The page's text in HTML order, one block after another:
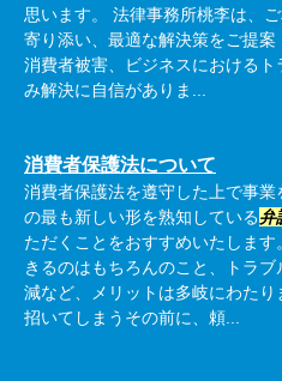
思います。 法律事務所桃李は、
寄り添い、最適な解決策をご提案
消費者被害、ビジネスにおける
み解決に自信がありま...
消費者保護法について
消費者保護法を遵守した上で事
の最も新しい形を熟知している弁
ただくことをおすすめいたしま
きるのはもちろんのこと、トラ
減など、メリットは多岐にわた
招いてしまうその前に、頼...